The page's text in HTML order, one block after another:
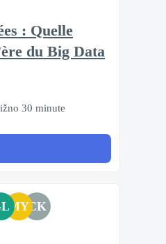
: Quelle
du Big Data
30 minute
MYCK